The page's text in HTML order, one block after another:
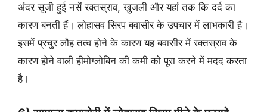
अंदर सूजी हुई नसें रक्तस्राव, खुजली और यहां तक कि दर्द का
कारण बनती हैं। लोहासव सिरप बवासीर के उपचार में लाभकारी है।
इसमें प्रचुर लौह तत्व होने के कारण यह बवासीर में रक्तस्राव के
कारण होने वाली हीमोग्लोबिन की कमी को पूरा करने में मदद करता
है।